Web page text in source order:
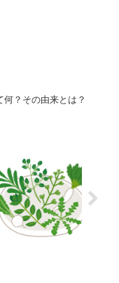
何？その由来とは？